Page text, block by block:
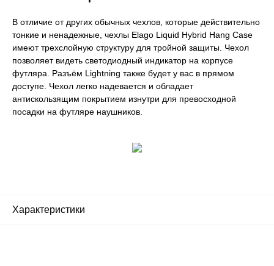
В отличие от других обычных чехлов, которые действительно
тонкие и ненадежные, чехлы Elago Liquid Hybrid Hang Case
имеют трехслойную структуру для тройной защиты. Чехол
позволяет видеть светодиодный индикатор на корпусе
футляра. Разъём Lightning также будет у вас в прямом
доступе. Чехол легко надевается и обладает
антискользящим покрытием изнутри для превосходной
посадки на футляре наушников.
Характеристики